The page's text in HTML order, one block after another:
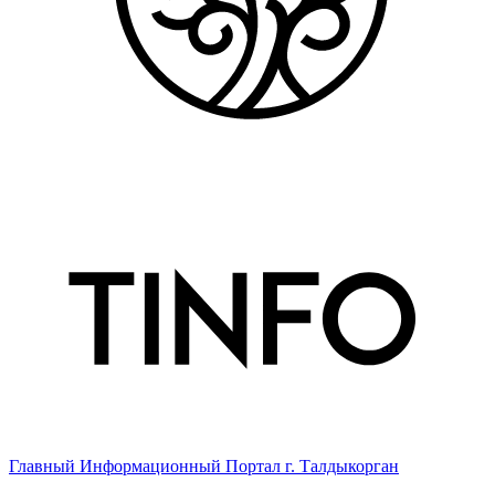
Главный Информационный Портал г. Талдыкорган